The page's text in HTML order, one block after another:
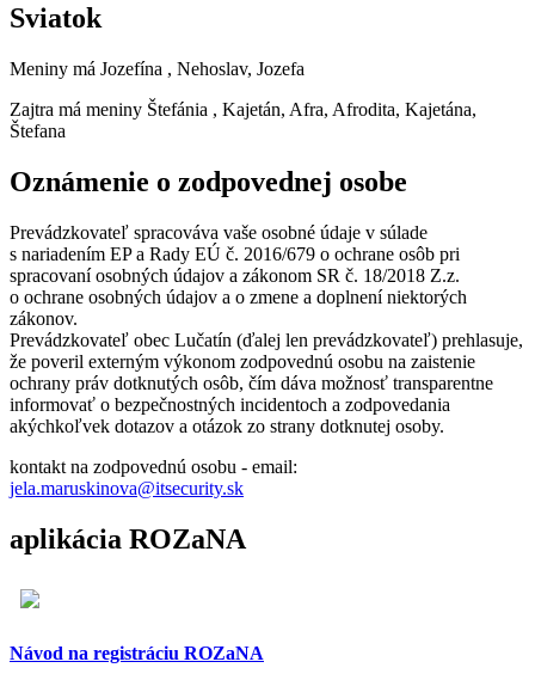
Sviatok
Meniny má Jozefína , Nehoslav, Jozefa
Zajtra má meniny Štefánia , Kajetán, Afra, Afrodita, Kajetána,
Štefana
Oznámenie o zodpovednej osobe
Prevádzkovateľ spracováva vaše osobné údaje v súlade
s nariadením EP a Rady EÚ č. 2016/679 o ochrane osôb pri
spracovaní osobných údajov a zákonom SR č. 18/2018 Z.z.
o ochrane osobných údajov a o zmene a doplnení niektorých
zákonov.
Prevádzkovateľ obec Lučatín (ďalej len prevádzkovateľ) prehlasuje,
že poveril externým výkonom zodpovednú osobu na zaistenie
ochrany práv dotknutých osôb, čím dáva možnosť transparentne
informovať o bezpečnostných incidentoch a zodpovedania
akýchkoľvek dotazov a otázok zo strany dotknutej osoby.
kontakt na zodpovednú osobu - email:
jela.maruskinova@itsecurity.sk
aplikácia ROZaNA
Návod na registráciu ROZaNA